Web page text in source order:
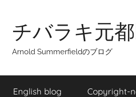
contentチバラキ元
Arnold Summerfieldのブログ
English blog Copyright-